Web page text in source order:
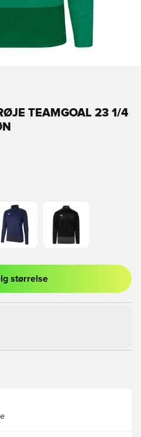
TEAMGOAL 23 1/4
eller tilmelde dig som medlem
størrelse